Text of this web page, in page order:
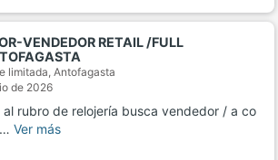
VENDEDOR RETAIL /FULL
limitada, Antofagasta
de 2026
rubro de relojería busca vendedor / a co
Ver más